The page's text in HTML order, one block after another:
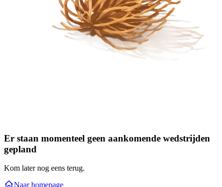
Er staan momenteel geen aankomende wedstrijden
gepland
Kom later nog eens terug.
Naar homepage